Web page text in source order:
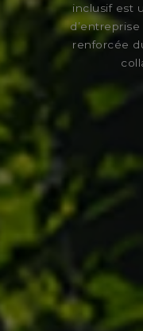
inclusif est
renforcée